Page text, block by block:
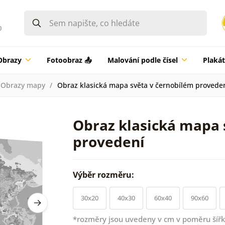
Fotoobraz 📤 Malování podle čísel
Obrazy mapy Obraz klasická mapa světa v černobílém
Obraz klasická
provedení
Výběr rozměru:
30x20 40x30 60x40 90x60
*rozměry jsou uvedeny v cm v poměru